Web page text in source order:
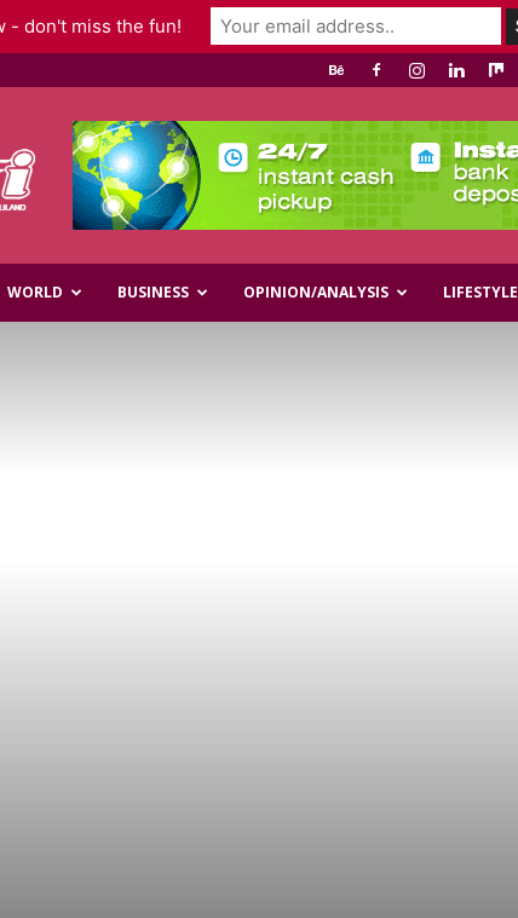
WORLD BUSINESS OPINION/ANALYSIS LIFESTYLE
- don't miss the fun!